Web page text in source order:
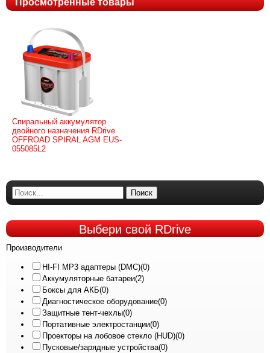
Спиральный аккумулятор
двойного назначения RDrive
OFFROAD SPIRAL AGM EUS-
055085L2
Поиск
Выберисвой RDrive
Производители
HI-FI MP3 адаптеры (DMC)(0)
Аккумуляторные батареи(2)
Боксы для АКБ(0)
Диагностическое оборудование(0)
Защитные тент-чехлы(0)
Портативные электростанции(0)
Проекторы на лобовое стекло (HUD)(0)
Пусковые/зарядные устройства(0)